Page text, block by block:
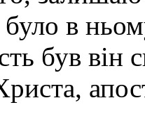
було в
був він